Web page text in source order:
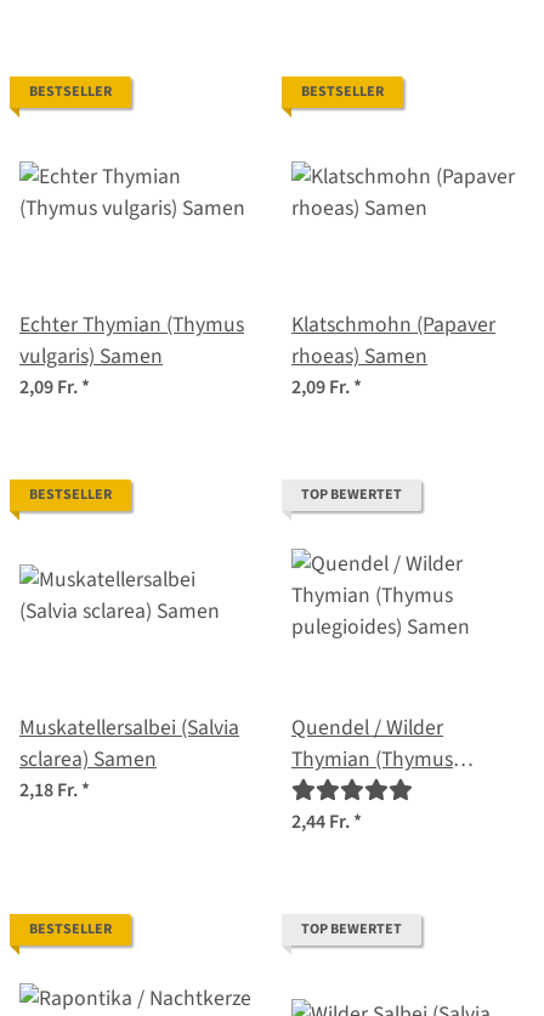
BESTSELLER
Echter Thymian (Thymus
vulgaris) Samen
2,09 Fr.*
BESTSELLER
Klatschmohn (Papaver
rhoeas) Samen
2,09 Fr.*
BESTSELLER
Muskatellersalbei (Salvia
sclarea) Samen
2,18 Fr.*
TOP BEWERTET
Quendel / Wilder
Thymian (Thymus
pulegioides) Samen
2,44 Fr.*
BESTSELLER TOP BEWERTET